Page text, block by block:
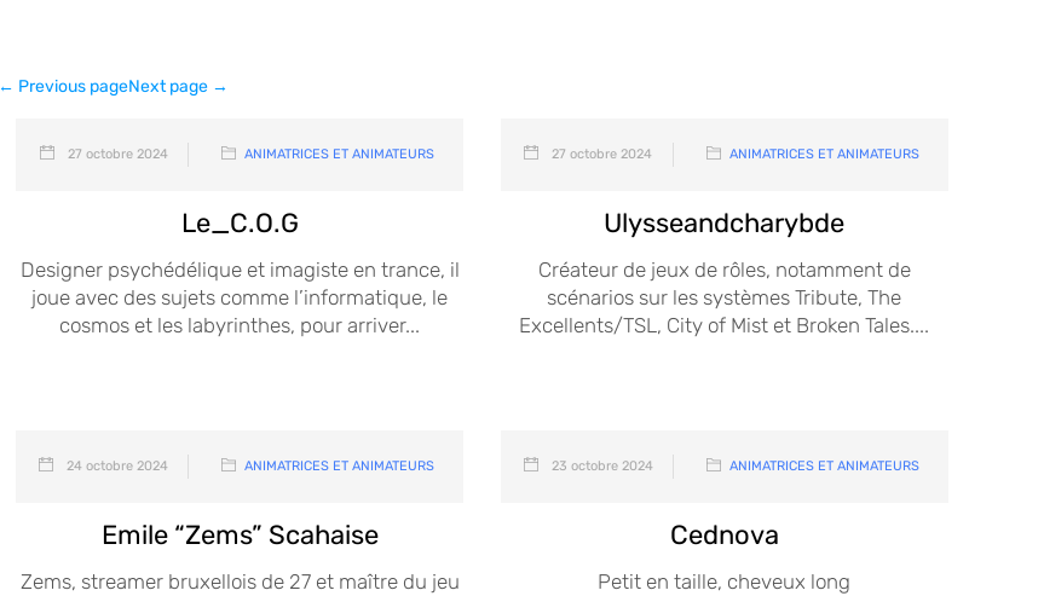
27 octobre 2024 ANIMATRICES ET ANIMATEURS
Le_C.O.G
Designer psychédélique et imagiste en trance, il
joue avec des sujets comme l’informatique, le
cosmos et les labyrinthes, pour arriver...
27 octobre 2024 ANIMATRICES ET ANIMATEURS
Ulysseandcharybde
Créateur de jeux de rôles, notamment de
scénarios sur les systèmes Tribute, The
Excellents/TSL, City of Mist et Broken Tales....
24 octobre 2024 ANIMATRICES ET ANIMATEURS
Emile “Zems” Scahaise
Zems, streamer bruxellois de 27 et maître du jeu
23 octobre 2024 ANIMATRICES ET ANIMATEURS
Cednova
Petit en taille, cheveux long
← Previous pageNext page →